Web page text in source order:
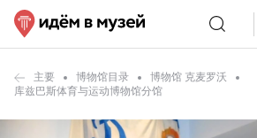
主要 博物馆目录
博物馆 克麦罗沃
库兹巴斯体育与运动博物馆分馆